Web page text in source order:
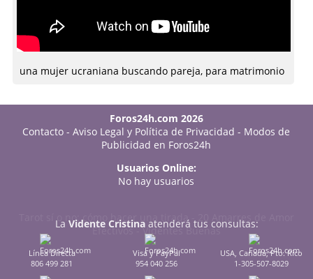
una mujer ucraniana buscando pareja, para matrimonio
Foros24h.com 2026
Contacto -Aviso Legal y Política de Privacidad - Modos de
Publicidad en Foros24h
Usuarios Online:
No hay usuarios
Tarot sí o no: cómo hacer una tirada-
20 Amarres de Amor
Efectivos-Videntes Buenas
La Vidente Cristinaatenderá tus consultas:
Línea Directa
806 499 281
Visa y PayPal
954 040 256
USA, Canadá, Pto. Rico
1-305-507-8029